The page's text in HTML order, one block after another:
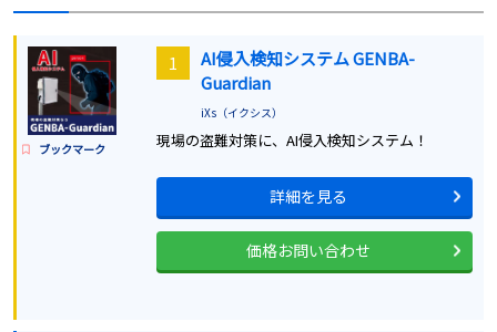
ブックマーク
1
AI侵入検知システム GENBA-
Guardian
iXs（イクシス）
現場の盗難対策に、AI侵入検知システム！
詳細を見る
価格お問い合わせ